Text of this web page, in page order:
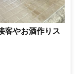
やお酒作りス